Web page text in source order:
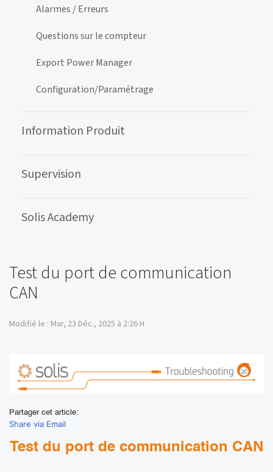
Alarmes / Erreurs
Questions sur le compteur
Export Power Manager
Configuration/Paramétrage
Information Produit
Supervision
Solis Academy
Test du port de communication
CAN
Modifié le : Mar, 23 Déc., 2025 à 2:26 H
Partager cet article:
Share via Email
Test du port de communication CAN